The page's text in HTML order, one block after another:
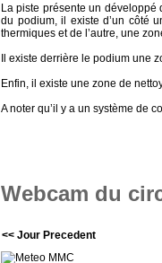
La piste présente un développé
du podium, il existe d’un côté
thermiques et de l’autre, une
Il existe derrière le podium une
Enfin, il existe une zone de
A noter qu’il y a un système de
Webcam du
<< Jour Precedent